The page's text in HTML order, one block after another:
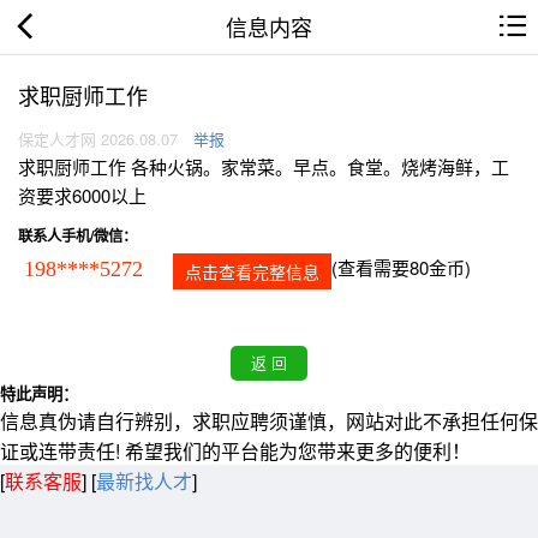
信息内容
求职厨师工作
保定人才网 2026.08.07 举报
求职厨师工作 各种火锅。家常菜。早点。食堂。烧烤海鲜，工
资要求6000以上
联系人手机/微信：
198****5272 点击查看完整信息 (查看需要80金币)
特此声明：
信息真伪请自行辨别，求职应聘须谨慎，网站对此不承担任何保
证或连带责任! 希望我们的平台能为您带来更多的便利！
[联系客服] [最新找人才]